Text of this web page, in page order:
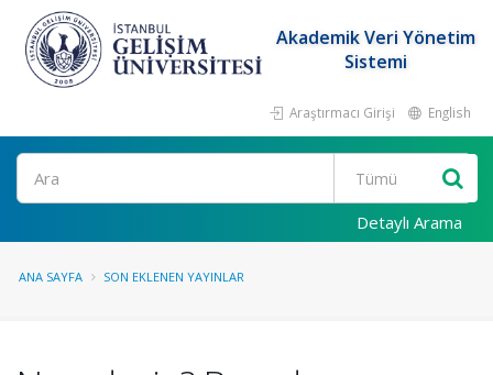
Akademik Veri Yönetim
Sistemi
Araştırmacı Girişi English
Ara
Detaylı Arama
ANA SAYFA SON EKLENEN YAYINLAR